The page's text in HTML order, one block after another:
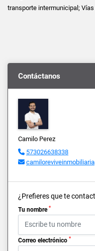
transporte intermunicipal;
Contáctanos
Camilo Perez
573026638338
¿Prefieres que te
Tu nombre *
Correo electrónico *